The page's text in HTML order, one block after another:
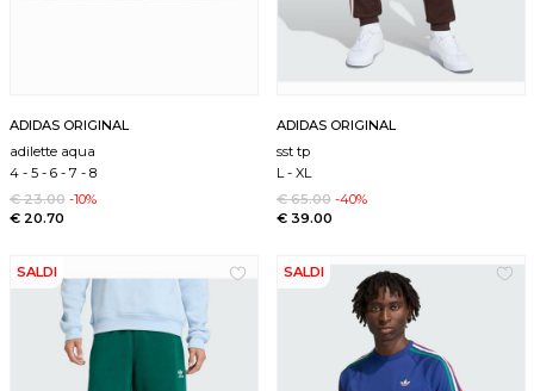
ADIDAS ORIGINAL
adilette aqua
4 -5 -6 -7 -8
€ 23.00 -10%
€ 20.70
ADIDAS ORIGINAL
sst tp
L -XL
€ 65.00 -40%
€ 39.00
SALDI SALDI